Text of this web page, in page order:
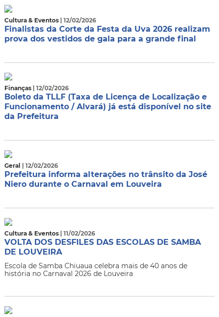
Cultura & Eventos | 12/02/2026
Finalistas da Corte da Festa da Uva 2026 realizam
prova dos vestidos de gala para a grande final
Finanças | 12/02/2026
Boleto da TLLF (Taxa de Licença de Localização e
Funcionamento / Alvará) já está disponível no site
da Prefeitura
Geral | 12/02/2026
Prefeitura informa alterações no trânsito da José
Niero durante o Carnaval em Louveira
Cultura & Eventos | 11/02/2026
VOLTA DOS DESFILES DAS ESCOLAS DE SAMBA
DE LOUVEIRA
Escola de Samba Chiuaua celebra mais de 40 anos de
história no Carnaval 2026 de Louveira